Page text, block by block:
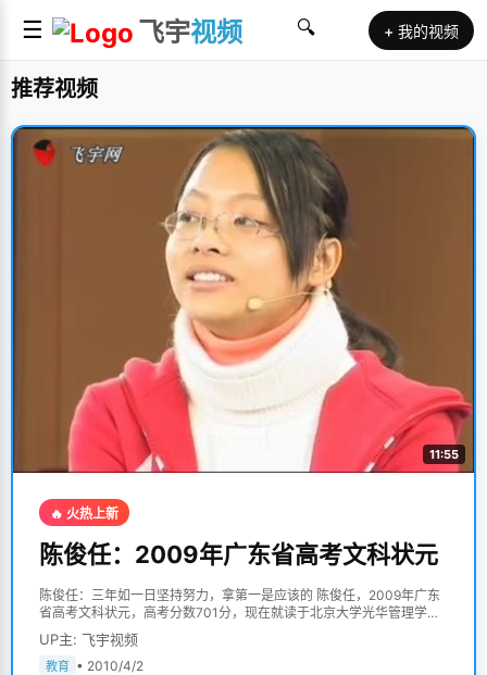
☰ 飞宇视频 🔍 + 我的视频
推荐视频
11:55
🔥 火热上新
陈俊任：2009年广东省高考文科状元
陈俊任：三年如一日坚持努力，拿第一是应该的 陈俊任，2009年广东
省高考文科状元，高考分数701分，现在就读于北京大学光华管理学
院。 陈俊任拿到状元的时候，过于平静的态度让很多记者感觉惊讶，但
对于陈俊任来说，她已经习惯了第一，习惯了比别人优秀，学习对于陈
俊任，是一种发内心，不断征服的满足。就像我们存了很多零花钱，终
UP主: 飞宇视频
教育 • 2010/4/2